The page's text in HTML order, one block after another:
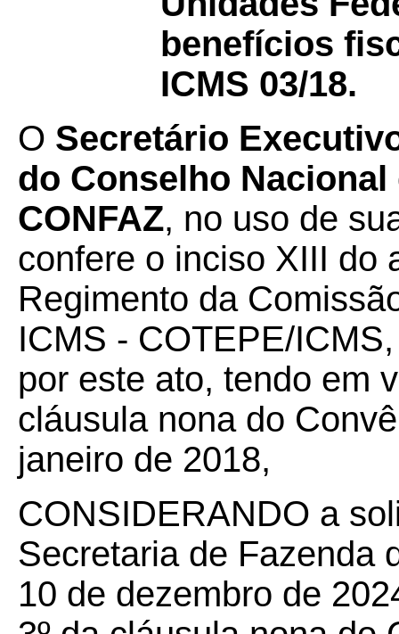
benefícios
ICMS 03/18.
O Secretário
do Conselho
CONFAZ, no uso de
confere o inciso XIII do
Regimento da
ICMS - COTEPE/
por este ato, tendo em
cláusula nona do
janeiro de 2018,
CONSIDERANDO a
Secretaria de Fazenda
10 de dezembro de